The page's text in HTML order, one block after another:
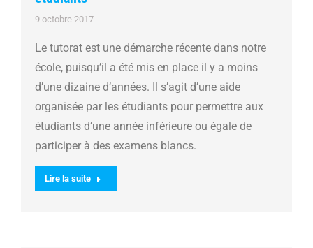
9 octobre 2017
Le tutorat est une démarche récente dans notre
école, puisqu’il a été mis en place il y a moins
d’une dizaine d’années. Il s’agit d’une aide
organisée par les étudiants pour permettre aux
étudiants d’une année inférieure ou égale de
participer à des examens blancs.
Lire la suite